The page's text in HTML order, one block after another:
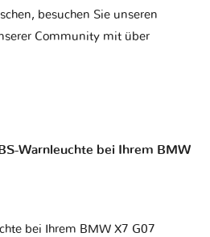
besuchen Sie unseren
Community mit über
Warnleuchte bei Ihrem BMW
bei Ihrem BMW X7 G07